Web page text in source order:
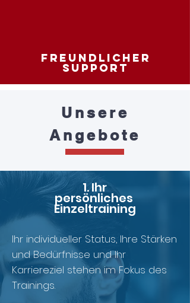
Freundlicher
Support
Unsere
Angebote
1. Ihr
persönliches
Einzeltraining
Ihr individueller Status, Ihre Stärken
und Bedürfnisse und Ihr
Karriereziel stehen im Fokus des
Trainings.